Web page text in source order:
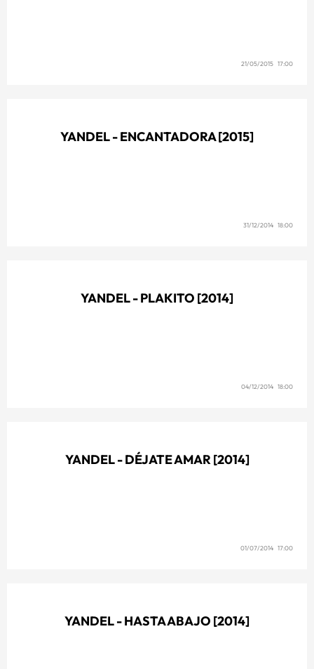
21/05/2015 17:00
YANDEL - ENCANTADORA [2015]
31/12/2014 18:00
YANDEL - PLAKITO [2014]
04/12/2014 18:00
YANDEL - DÉJATE AMAR [2014]
01/07/2014 17:00
YANDEL - HASTA ABAJO [2014]